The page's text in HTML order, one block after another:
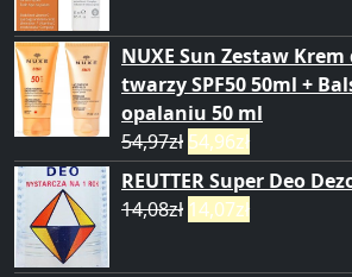
NUXE Sun Zestaw
twarzy SPF50 50ml +
opalaniu 50 ml
54,97zł 54,96zł
REUTTER Super Deo
14,08zł 14,07zł